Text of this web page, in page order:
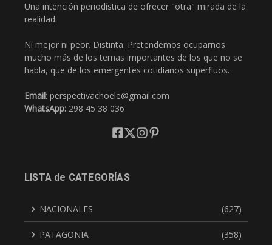
Una intención periodística de ofrecer "otra" mirada de la
realidad.
Ni mejor ni peor. Distinta. Pretendemos ocuparnos
mucho más de los temas importantes de los que no se
habla, que de los emergentes cotidianos superfluos.
Email: perspectivachoele@gmail.com
WhatsApp: 298 45 38 036
LISTA de CATEGORÍAS
NACIONALES (627)
PATAGONIA (358)